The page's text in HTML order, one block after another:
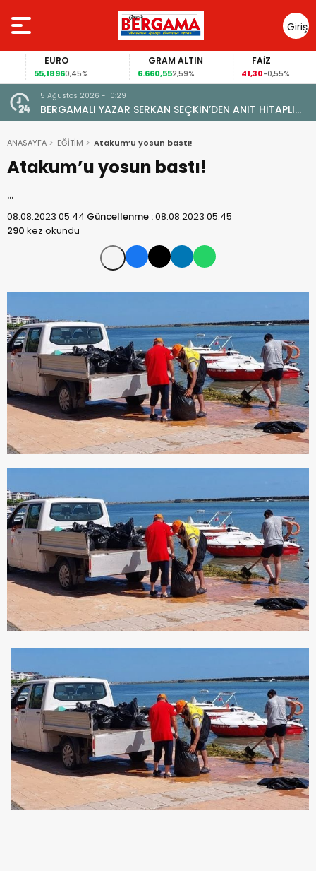
Giriş
Yap
EURO
55,18960,45%
GRAM ALTIN
6.660,552,59%
FAİZ
41,30-0,55%
5 Ağustos 2026 - 10:29
BERGAMALI YAZAR SERKAN SEÇKİN’DEN ANIT HİTAPLI
KİTAP: “PERGAMON’DAN ARTVİN’E”
ANASAYFA EĞİTİM Atakum’u yosun bastı!
Atakum’u yosun bastı!
…
08.08.2023 05:44 Güncellenme :08.08.2023 05:45
290 kez okundu